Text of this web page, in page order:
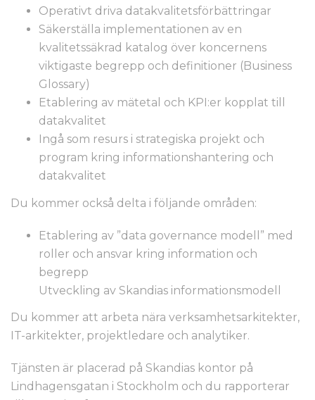
Operativt driva datakvalitetsförbättringar
Säkerställa implementationen av en
kvalitetssäkrad katalog över koncernens
viktigaste begrepp och definitioner (Business
Glossary)
Etablering av mätetal och KPI:er kopplat till
datakvalitet
Ingå som resurs i strategiska projekt och
program kring informationshantering och
datakvalitet
Du kommer också delta i följande områden:
Etablering av ”data governance modell” med
roller och ansvar kring information och
begrepp
Utveckling av Skandias informationsmodell
Du kommer att arbeta nära verksamhetsarkitekter,
IT-arkitekter, projektledare och analytiker.
Tjänsten är placerad på Skandias kontor på
Lindhagensgatan i Stockholm och du rapporterar